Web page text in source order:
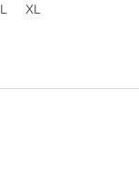
šňúrkovým
L XL